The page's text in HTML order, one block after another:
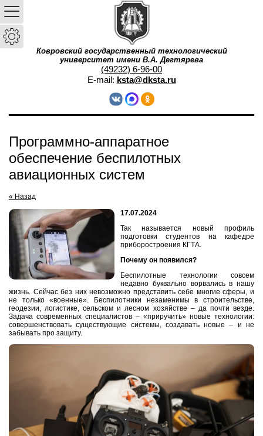
Ковровский государственный технологический
университет имени В.А. Дегтярева
(49232) 6-96-00
E-mail: ksta@dksta.ru
Программно-аппаратное
обеспечение беспилотных
авиационных систем
« Назад
17.07.2024
Так называется новый профиль
подготовки студентов на кафедре
приборостроения КГТА.
Почему он появился?
Беспилотные технологии совсем
недавно буквально ворвались в нашу
жизнь. Сейчас без них невозможно представить себе многие сферы, и
не только «военные». Беспилотники незаменимы в строительстве,
геодезии, логистике, сельском и лесном хозяйстве – да почти везде.
Задача современных специалистов – «приручить» новые технологии:
совершенствовать существующие системы, создавать новые – и не
забывать про защиту.